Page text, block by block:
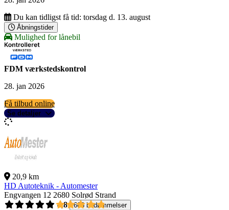
Du kan tidligst få tid: torsdag d. 13. august
Åbningstider
Mulighed for lånebil
FDM værkstedskontrol
28. jan 2026
Få tilbud online
Se detaljer
20,9 km
HD Autoteknik - Automester
Engvangen 12 2680 Solrød Strand
4,8
668 bedømmelser